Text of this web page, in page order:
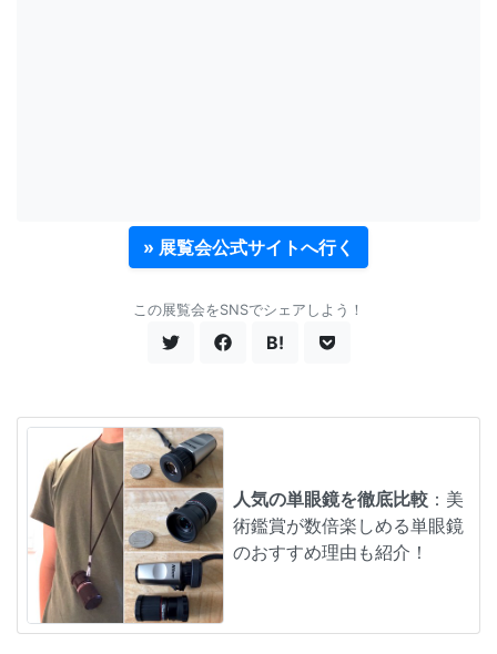
» 展覧会公式サイトへ行く
この展覧会をSNSでシェアしよう！
B!
人気の単眼鏡を徹底比較 ：美
術鑑賞が数倍楽しめる単眼鏡
のおすすめ理由も紹介！